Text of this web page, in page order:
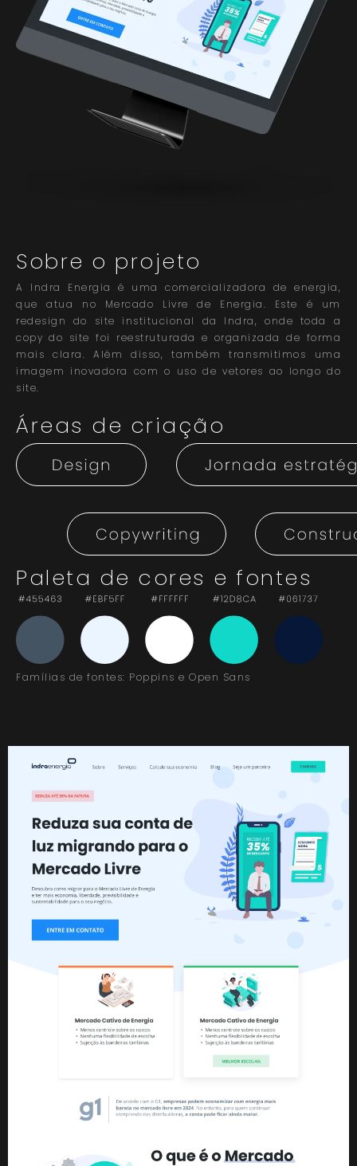
Sobre o projeto
A Indra Energia é uma comercializadora de energia,
que atua no Mercado Livre de Energia. Este é um
redesign do site institucional da Indra, onde toda a
copy do site foi reestruturada e organizada de forma
mais clara. Além disso, também transmitimos uma
imagem inovadora com o uso de vetores ao longo do
site.
Áreas de criação
Paleta de cores e fontes
Famílias de fontes: Poppins e Open Sans